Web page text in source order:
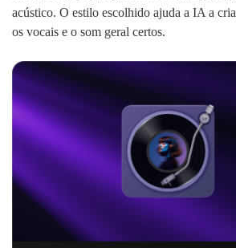
acústico. O estilo escolhido ajuda a IA a
os vocais e o som geral certos.